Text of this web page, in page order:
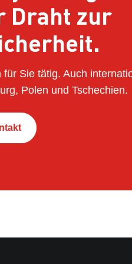
Draht zur
Sie tätig. Auch
Polen und Tschechien.